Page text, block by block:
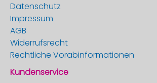
Datenschutz
Impressum
AGB
Widerrufsrecht
Rechtliche Vorabinformationen
Kundenservice